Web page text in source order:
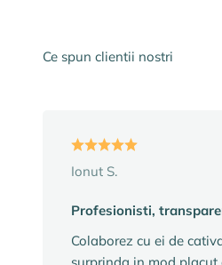
Ce spun clientii nostri
Ionut S.
Profesionisti,
Colaborez cu ei de